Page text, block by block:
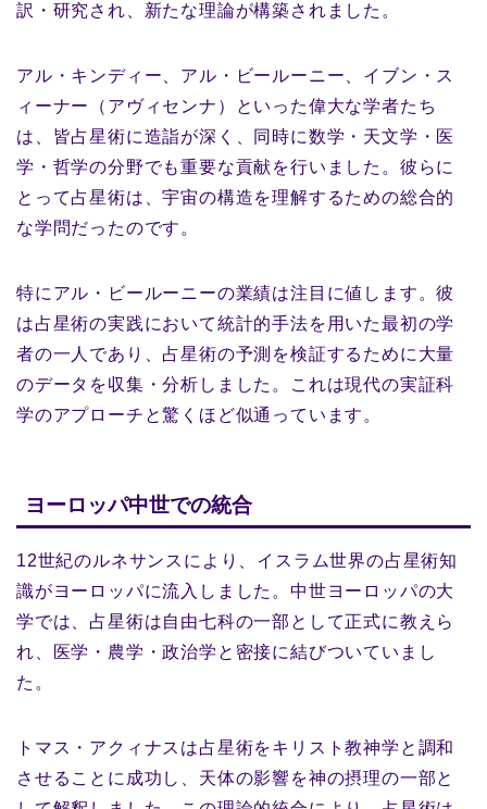
訳・研究され、新たな理論が構築されました。
アル・キンディー、アル・ビールーニー、イブン・ス
ィーナー（アヴィセンナ）といった偉大な学者たち
は、皆占星術に造詣が深く、同時に数学・天文学・医
学・哲学の分野でも重要な貢献を行いました。彼らに
とって占星術は、宇宙の構造を理解するための総合的
な学問だったのです。
特にアル・ビールーニーの業績は注目に値します。彼
は占星術の実践において統計的手法を用いた最初の学
者の一人であり、占星術の予測を検証するために大量
のデータを収集・分析しました。これは現代の実証科
学のアプローチと驚くほど似通っています。
ヨーロッパ中世での統合
12世紀のルネサンスにより、イスラム世界の占星術知
識がヨーロッパに流入しました。中世ヨーロッパの大
学では、占星術は自由七科の一部として正式に教えら
れ、医学・農学・政治学と密接に結びついていまし
た。
トマス・アクィナスは占星術をキリスト教神学と調和
させることに成功し、天体の影響を神の摂理の一部と